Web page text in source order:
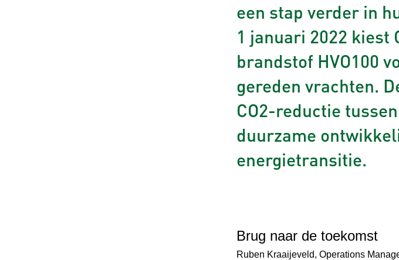
een stap verder in
1 januari 2022 kiest
brandstof HVO100
gereden vrachten.
CO2-reductie
duurzame
energietransitie.
Brug naar de toekomst
Ruben Kraaijeveld, Operations